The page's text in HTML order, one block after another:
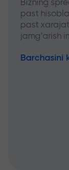
Bizning
past
past
jamg‘arish
Barchasini